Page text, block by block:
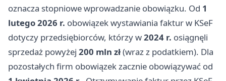
oznacza stopniowe wprowadzanie obowiązku. Od 1
lutego 2026 r. obowiązek wystawiania faktur w KSeF
dotyczy przedsiębiorców, którzy w2024 r. osiągnęli
sprzedaż powyżej 200 mln zł(wraz z podatkiem). Dla
pozostałych firm obowiązek zacznie obowiązywać od